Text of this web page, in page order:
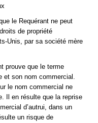
le Requérant ne peut
de propriété
Unis, par sa société mère
prouve que le terme
et son nom commercial.
le nom commercial ne
Il en résulte que la reprise
d’autrui, dans un
un risque de